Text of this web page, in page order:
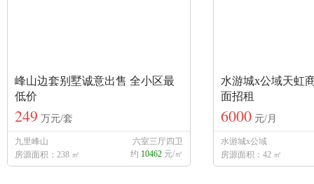
峰山边套别墅诚意出售 全小区最
低价
249 万元/套
九里峰山
房源面积：238 ㎡
六室三厅四卫
约 10462 元/㎡
水游城x公域天虹
面招租
6000 元/月
水游城x公域
房源面积：42 ㎡